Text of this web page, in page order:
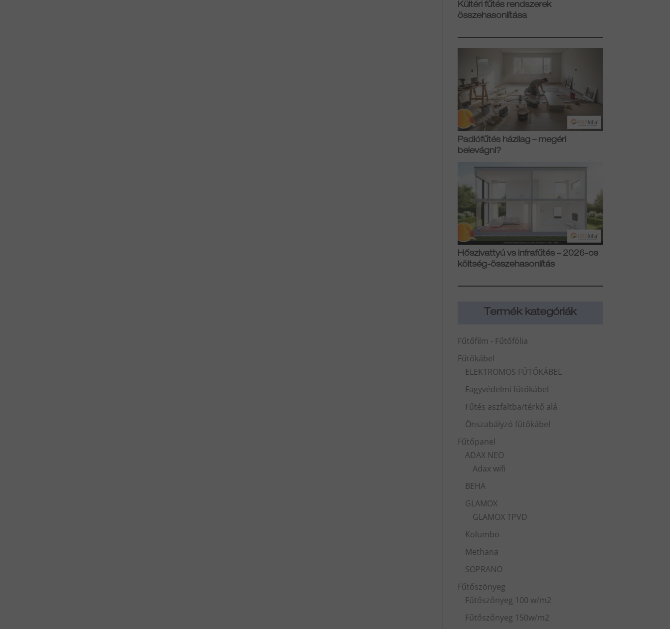
Kültéri fűtés rendszerek
összehasonlítása
Padlófűtés házilag – megéri
belevágni?
Hőszivattyú vs infrafűtés – 2026-os
költség-összehasonlítás
Termék kategóriák
Fűtőfilm - Fűtőfólia
Fűtőkábel
ELEKTROMOS FŰTŐKÁBEL
Fagyvédelmi fűtőkábel
Fűtés aszfaltba/térkő alá
Önszabályzó fűtőkábel
Fűtőpanel
ADAX NEO
Adax wifi
BEHA
GLAMOX
GLAMOX TPVD
Kolumbo
Methana
SOPRANO
Fűtőszönyeg
Fűtőszőnyeg 100 w/m2
Fűtőszőnyeg 150w/m2